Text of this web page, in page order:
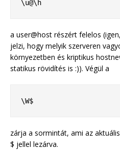
\u@\h
a user@host részért felelos
jelzi, hogy melyik szerveren
környezetben és kriptikus
statikus rövidítés is :)). Végül a
\W$
zárja a sormintát, ami az
$ jellel lezárva.